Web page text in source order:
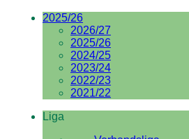
2025/26
2026/27
2025/26
2024/25
2023/24
2022/23
2021/22
Liga